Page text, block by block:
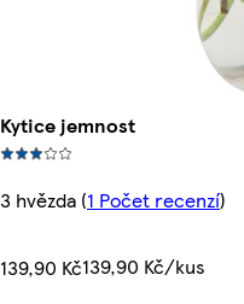
Kytice jemnost
3 hvězda (1 Počet recenzí)
139,90 Kč139,90 Kč/kus